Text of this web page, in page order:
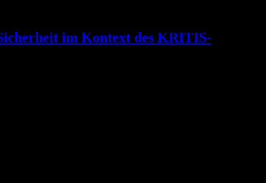
im Kontext des KRITIS-